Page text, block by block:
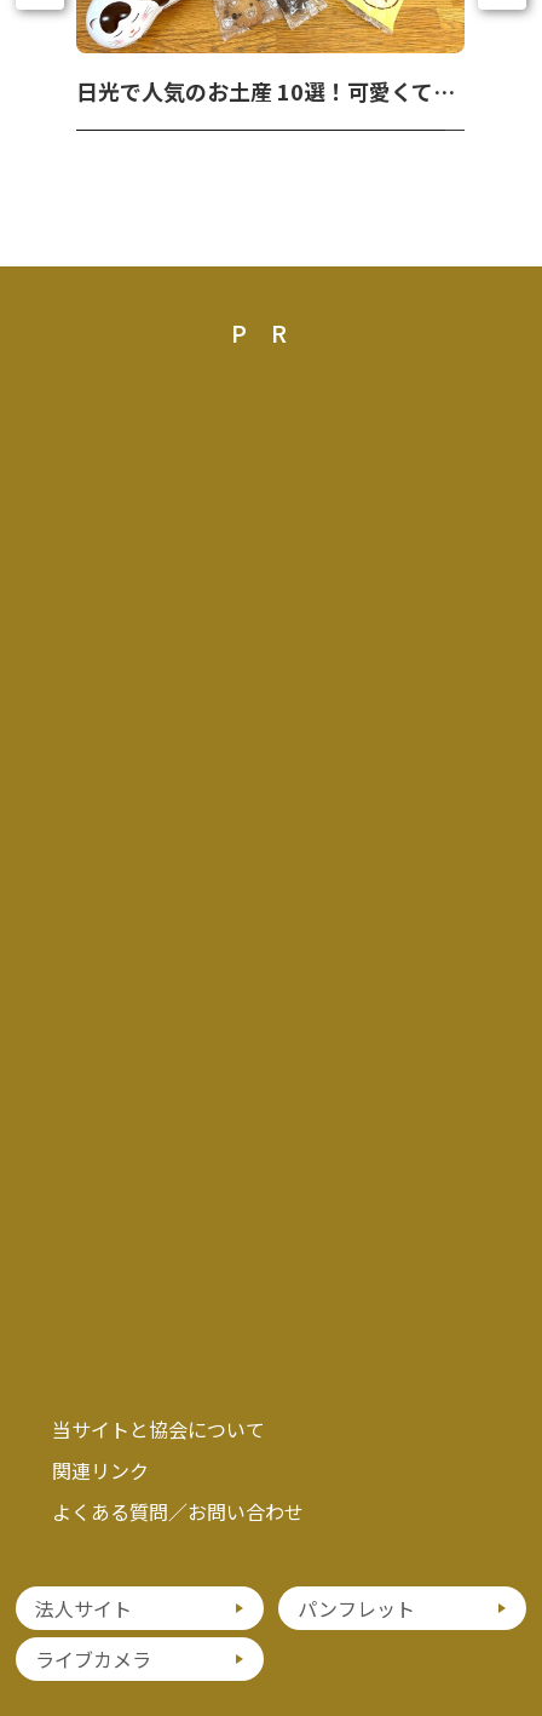
日光で人気のお土産 10選！可愛くて美味しいお菓子を紹介！
PR
当サイトと協会について
関連リンク
よくある質問／お問い合わせ
法人サイト
パンフレット
ライブカメラ